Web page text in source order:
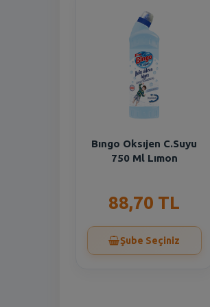
Bıngo Oksıjen C.Suyu
750 Ml Lımon
88,70 TL
Şube Seçiniz